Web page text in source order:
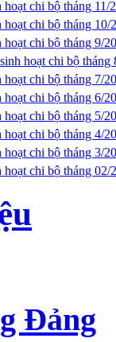
chi bộ tháng 11/
chi bộ tháng 10/
chi bộ tháng 9/
hoạt chi bộ tháng
chi bộ tháng 7/
chi bộ tháng 6/
chi bộ tháng 5/
chi bộ tháng 4/
chi bộ tháng 3/
chi bộ tháng 02/
Đảng